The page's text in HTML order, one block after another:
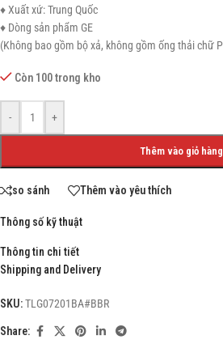
♦ Xuất xứ: Trung Quốc
♦ Dòng sản phẩm GE
(Không bao gồm bộ xả, không gồm ống thải chữ P
Còn 100 trong kho
- +
Thêm vào giỏ hàng
so sánh Thêm vào yêu thích
Thông số kỹ thuật
Thông tin chi tiết
Shipping and Delivery
SKU:TLG07201BA#BBR
Share: